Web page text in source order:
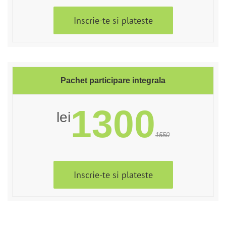
Inscrie-te si plateste
Pachet participare integrala
lei1300 1550
Inscrie-te si plateste